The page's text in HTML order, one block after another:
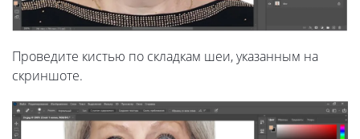
Проведите кистью по складкам шеи, указанным на
скриншоте.